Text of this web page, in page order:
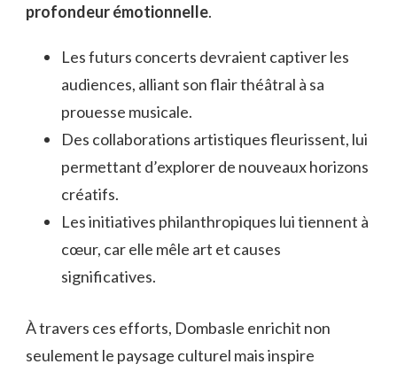
profondeur émotionnelle.
Les futurs concerts devraient captiver les
audiences, alliant son flair théâtral à sa
prouesse musicale.
Des collaborations artistiques fleurissent, lui
permettant d’explorer de nouveaux horizons
créatifs.
Les initiatives philanthropiques lui tiennent à
cœur, car elle mêle art et causes
significatives.
À travers ces efforts, Dombasle enrichit non
seulement le paysage culturel mais inspire